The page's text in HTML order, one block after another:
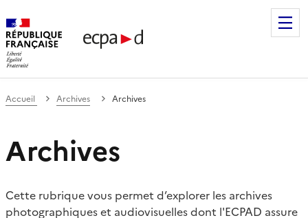
de communication et de production
Accueil Archives Archives
Archives
Cette rubrique vous permet d’explorer les archives
photographiques et audiovisuelles dont l'ECPAD assure